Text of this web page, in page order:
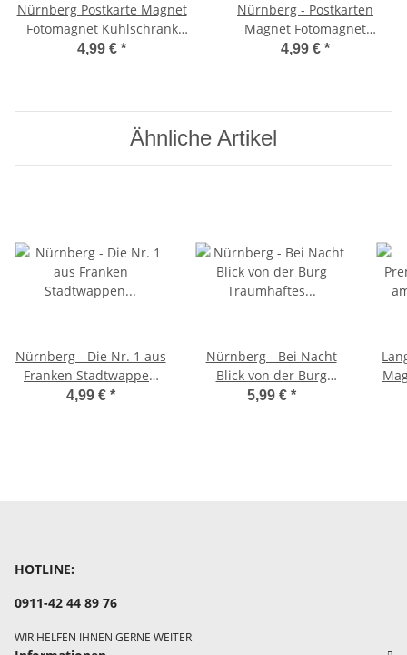
Nürnberg Postkarte Magnet
Fotomagnet Kühlschrank
Frauenkirche Hauptmark
4,99 € *
Nürnberg - Postkarten
Magnet Fotomagnet
Germany Deutschland
4,99 € *
Ähnliche Artikel
Nürnberg - Die Nr. 1 aus
Franken Stadtwappen
Deutschland Germany
4,99 € *
Nürnberg - Bei Nacht
Blick von der Burg
Traumhaftes Nuernberg
5,99 € *
HOTLINE:
0911-42 44 89 76
WIR HELFEN IHNEN GERNE WEITER